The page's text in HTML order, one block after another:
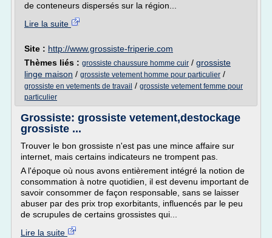
de conteneurs dispersés sur la région...
Lire la suite
Site : http://www.grossiste-friperie.com
Thèmes liés : grossiste chaussure homme cuir / grossiste
linge maison / grossiste vetement homme pour particulier /
grossiste en vetements de travail / grossiste vetement femme pour
particulier
Grossiste: grossiste vetement,destockage
grossiste ...
Trouver le bon grossiste n'est pas une mince affaire sur
internet, mais certains indicateurs ne trompent pas.
A l'époque où nous avons entièrement intégré la notion de
consommation à notre quotidien, il est devenu important de
savoir consommer de façon responsable, sans se laisser
abuser par des prix trop exorbitants, influencés par le peu
de scrupules de certains grossistes qui...
Lire la suite